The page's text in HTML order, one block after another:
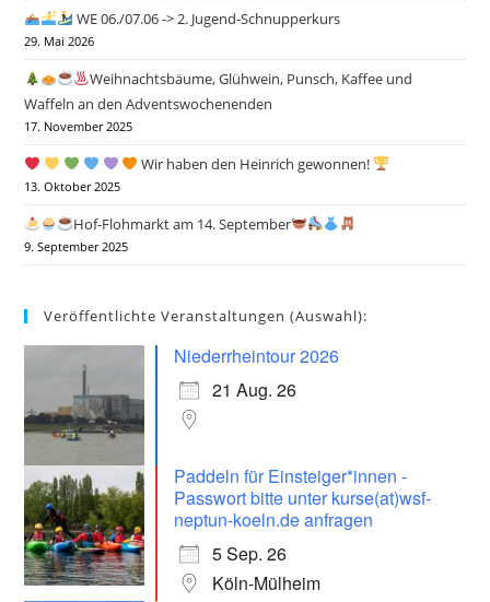
Offenen
Tür
WE 06./07.06 -> 2. Jugend-Schnupperkurs
29. Mai 2026
Weihnachtsbäume, Glühwein, Punsch, Kaffee und
Waffeln an den Adventswochenenden
17. November 2025
Wir haben den Heinrich gewonnen!
13. Oktober 2025
Hof-Flohmarkt am 14. September
9. September 2025
Veröffentlichte Veranstaltungen (Auswahl):
Niederrheintour 2026
21 Aug. 26
Paddeln für Einsteiger*innen -
Passwort bitte unter kurse(at)wsf-
neptun-koeln.de anfragen
5 Sep. 26
Köln-Mülheim